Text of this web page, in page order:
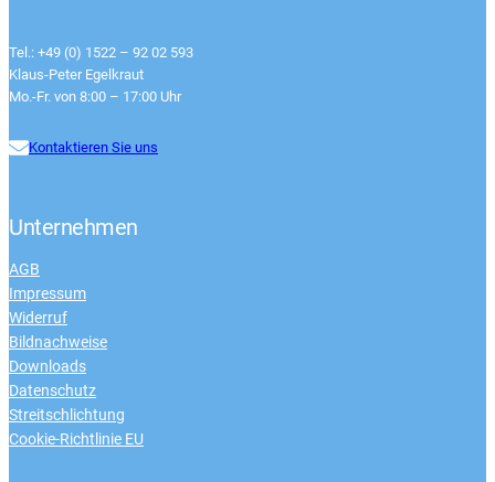
Tel.: +49 (0) 1522 – 92 02 593
Klaus-Peter Egelkraut
Mo.-Fr. von 8:00 – 17:00 Uhr
Kontaktieren Sie uns
Unternehmen
AGB
Impressum
Widerruf
Bildnachweise
Downloads
Datenschutz
Streitschlichtung
Cookie-Richtlinie EU